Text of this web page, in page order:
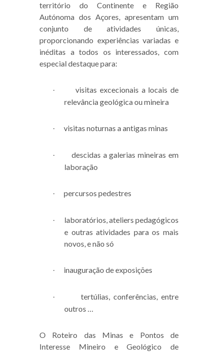
território do Continente e Região
Autónoma dos Açores, apresentam um
conjunto de atividades únicas,
proporcionando experiências variadas e
inéditas a todos os interessados, com
especial destaque para:
·
visitas excecionais a locais de
relevância geológica ou mineira
· visitas noturnas a antigas minas
·
descidas a galerias mineiras em
laboração
· percursos pedestres
·
laboratórios, ateliers pedagógicos
e outras atividades para os mais
novos, e não só
· inauguração de exposições
·
tertúlias, conferências, entre
outros …
O Roteiro das Minas e Pontos de
Interesse Mineiro e Geológico de